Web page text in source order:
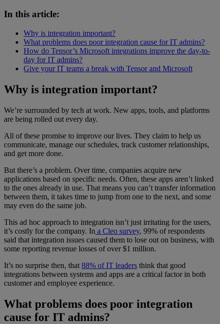
In this article:
Why is integration important?
What problems does poor integration cause for IT admins?
How do Tensor’s Microsoft integrations improve the day-to-
day for IT admins?
Give your IT teams a break with Tensor and Microsoft
Why is integration important?
We’re surrounded by tech at work. New apps, tools, and platforms
are being rolled out every day.
All of these promise to improve our lives. They claim to help us
communicate, manage our schedules, track customer relationships,
and get more done.
But there’s a problem. Over time, companies acquire new
applications based on specific needs. Often, these apps aren’t linked
to the ones already in use. That means you can’t transfer information
between them, it takes time to jump from one to the next, and some
may even do the same job.
This ad hoc approach to integration isn’t just irritating for the users,
it’s costly for the company. In a Cleo survey, 99% of respondents
said that integration issues caused them to lose out on business, with
some reporting revenue losses of over $1 million.
It’s no surprise then, that 88% of IT leaders think that good
integrations between systems and apps are a critical factor in both
customer and employee experience.
What problems does poor integration
cause for IT admins?